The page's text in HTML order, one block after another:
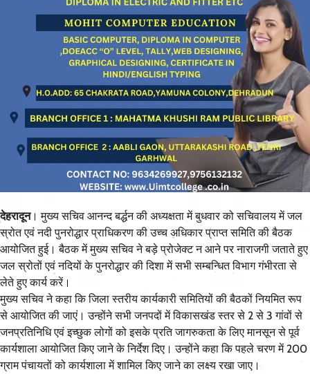
देहरादून। मुख्य सचिव आनन्द बर्द्धन की अध्यक्षता में बुधवार को सचिवालय में जल
स्रोत एवं नदी पुनरोद्धार प्राधिकरण की उच्च अधिकार प्राप्त समिति की बैठक
आयोजित हुई। बैठक में मुख्य सचिव ने बड़े प्रोजेक्ट न आने पर नाराजगी जताते हुए
जल स्रोतों एवं नदियों के पुनरोद्धार की दिशा में सभी सम्बन्धित विभाग गंभीरता से
लेते हुए कार्य करें।
मुख्य सचिव ने कहा कि जिला स्तरीय कार्यकारी समितियों की बैठकों नियमित रूप
से आयोजित की जाएं। उन्होंने सभी जनपदों में विकासखंड स्तर से 2 से 3 गांवों से
जनप्रतिनिधि एवं इच्छुक लोगों को इसके प्रति जागरुकता के लिए मानसून से पूर्व
कार्यशाला आयोजित किए जाने के निर्देश दिए। उन्होंने कहा कि पहले चरण में 200
ग्राम पंचायतों को कार्यशाला में शामिल किए जाने का लक्ष्य रखा जाए।